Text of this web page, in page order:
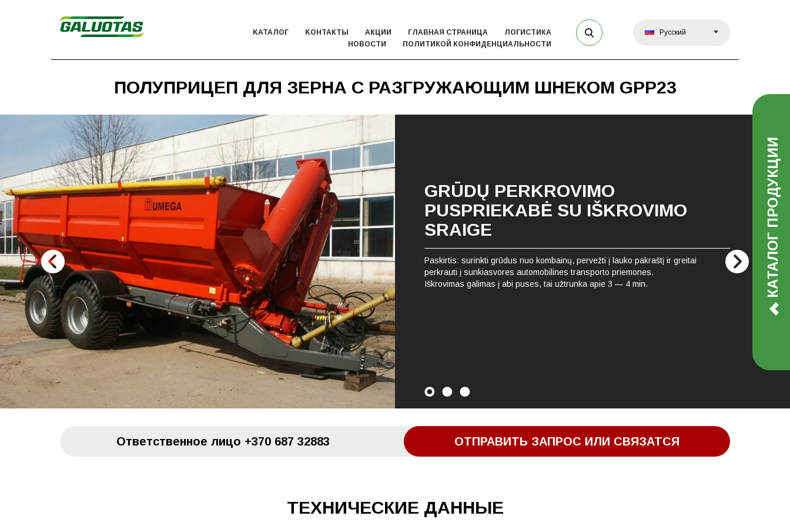
KАТАЛОГ KОНТАКТЫ АКЦИИ ГЛАВНАЯ СТРАНИЦА
ЛОГИСТИКА
НОВОСТИ
ПОЛИТИКОЙ КОНФИДЕНЦИАЛЬНОСТИ
Русский
КАТАЛОГ ПРОДУКЦИИ
ПОЛУПРИЦЕП ДЛЯ ЗЕРНА С РАЗГРУЖАЮЩИМ ШНЕКОМ GPP23
GRŪDŲ PERKROVIMO
PUSPRIEKABĖ SU IŠKROVIMO
SRAIGE
Paskirtis: surinkti grūdus nuo kombainų, pervežti į lauko pakraštį ir greitai
perkrauti į sunkiasvores automobilines transporto priemones.
Iškrovimas galimas į abi puses, tai užtrunka apie 3 — 4 min.
Oтветственное лицо +370 687 32883 ОТПРАВИТЬ ЗАПРОС ИЛИ СВЯЗАТСЯ
TЕХНИЧЕСКИЕ ДАННЫЕ